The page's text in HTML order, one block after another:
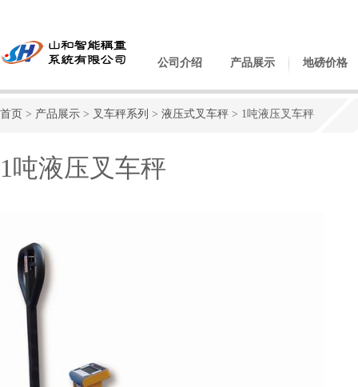
公司介绍 产品展示 地磅价格
首页 > 产品展示 > 叉车秤系列 > 液压式叉车秤 > 1吨液压叉车秤
1吨液压叉车秤